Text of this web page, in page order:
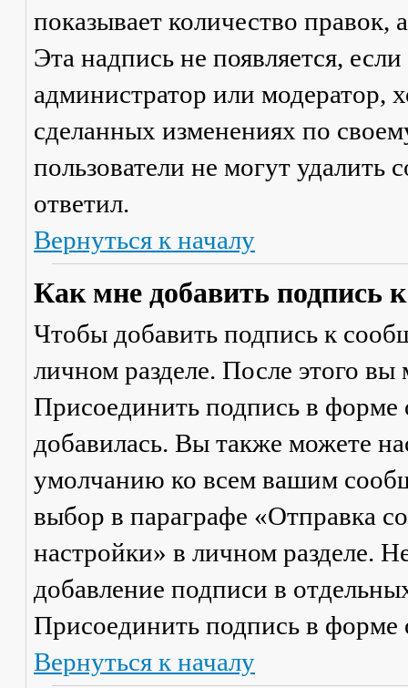
показывает количество правок,
Эта надпись не появляется,
администратор или модератор,
сделанных изменениях по
пользователи не могут удалить
ответил.
Вернуться к началу
Как мне добавить подпись
Чтобы добавить подпись к
личном разделе. После этого
Присоединить подпись в форме
добавилась. Вы также можете
умолчанию ко всем вашим
выбор в параграфе «Отправка
настройки» в личном разделе.
добавление подписи в
Присоединить подпись в форме
Вернуться к началу